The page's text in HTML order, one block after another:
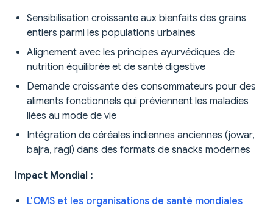
Sensibilisation croissante aux bienfaits des grains
entiers parmi les populations urbaines
Alignement avec les principes ayurvédiques de
nutrition équilibrée et de santé digestive
Demande croissante des consommateurs pour des
aliments fonctionnels qui préviennent les maladies
liées au mode de vie
Intégration de céréales indiennes anciennes (jowar,
bajra, ragi) dans des formats de snacks modernes
Impact Mondial :
L'OMS et les organisations de santé mondiales